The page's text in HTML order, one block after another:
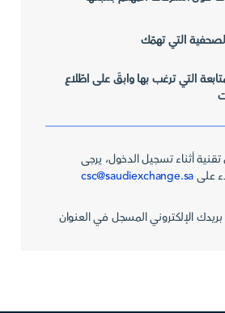
التي تهمّك
التي ترغب بها وابقَ على اطّلاع
أثناء تسجيل الدخول، يرجى
علىcsc@saudiexchange.sa
بريدك الإلكتروني المسجل في العنوان